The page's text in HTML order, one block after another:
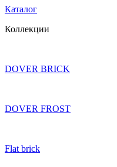
Каталог
Коллекции
DOVER BRICK
DOVER FROST
Flat brick